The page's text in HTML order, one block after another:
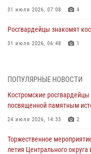
31 июля 2026, 07:08 4
Росгвардейцы знакомят
31 июля 2026, 06:48 1
Управления Росгвардии
30 июля 2026, 10:39 9
Костромичи активно
29 июля 2026, 06:26 1
ПОПУЛЯРНЫЕ НОВОСТИ
Костромские росгвардейцы
посвященной памятным
24 июля 2026, 14:33 2
Торжественное
летия Центрального